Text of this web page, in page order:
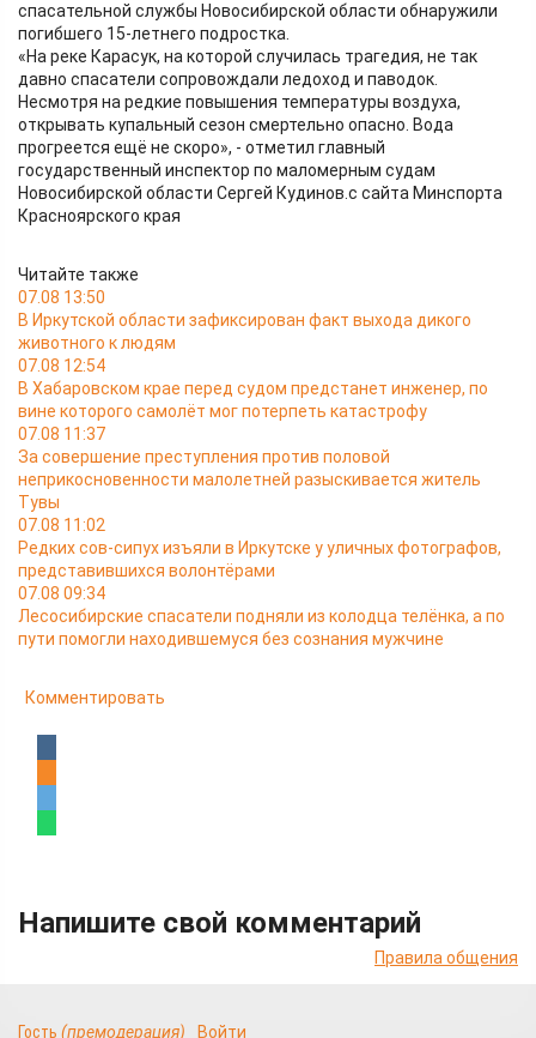
спасательной службы Новосибирской области обнаружили
погибшего 15-летнего подростка.
«На реке Карасук, на которой случилась трагедия, не так
давно спасатели сопровождали ледоход и паводок.
Несмотря на редкие повышения температуры воздуха,
открывать купальный сезон смертельно опасно. Вода
прогреется ещё не скоро», - отметил главный
государственный инспектор по маломерным судам
Новосибирской области Сергей Кудинов.с сайта Минспорта
Красноярского края
Читайте также
07.08 13:50
В Иркутской области зафиксирован факт выхода дикого
животного к людям
07.08 12:54
В Хабаровском крае перед судом предстанет инженер, по
вине которого самолёт мог потерпеть катастрофу
07.08 11:37
За совершение преступления против половой
неприкосновенности малолетней разыскивается житель
Тувы
07.08 11:02
Редких сов-сипух изъяли в Иркутске у уличных фотографов,
представившихся волонтёрами
07.08 09:34
Лесосибирские спасатели подняли из колодца телёнка, а по
пути помогли находившемуся без сознания мужчине
Комментировать
Напишите свой комментарий
Правила общения
Гость (премодерация) Войти